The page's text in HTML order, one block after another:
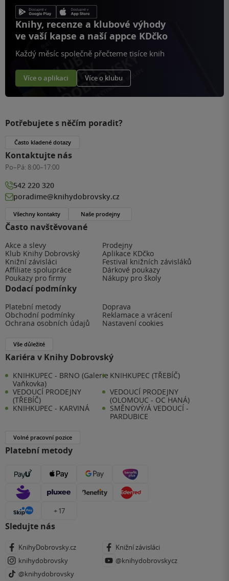
Knihy, recenze a klubové výhody
ve vaší kapse a naší appce KDčko
Každý měsíc společně přečteme tisíce knih
Více o aplikaci Více o klubu
Často navštěvované
Akce a slevy
Prodejny
Klub Knihy Dobrovský
Aplikace KDčko
Knižní závisláci
Festival knižních závisláků
Affiliate spolupráce
Dárkové poukazy
Poukazy pro firmy
Nákupy pro školy
Dodací podmínky
Platební metody
Doprava
Obchodní podmínky
Reklamace a vrácení
Ochrana osobních údajů
Nastavení cookies
Vše důležité
Kariéra v Knihy Dobrovský
KNIHKUPEC - BRNO (Galerie
Vaňkovka)
KNIHKUPEC (TŘEBÍČ)
VEDOUCÍ PRODEJNY
(TŘEBÍČ)
VEDOUCÍ PRODEJNY
(OLOMOUC - OC HANÁ)
KNIHKUPEC - KARVINÁ
SMĚNOVÝ/Á VEDOUCÍ -
PARDUBICE
Volné pracovní pozice
Platební metody
+ 17
Sledujte nás
KnihyDobrovsky.cz
Knižní závisláci
knihydobrovsky
@knihydobrovskycz
@knihydobrovsky
Potřebujete s něčím poradit?
Často kladené dotazy
Kontaktujte nás
Po–Pá: 8:00–17:00
542 220 320
poradime@knihydobrovsky.cz
Všechny kontakty Naše prodejny